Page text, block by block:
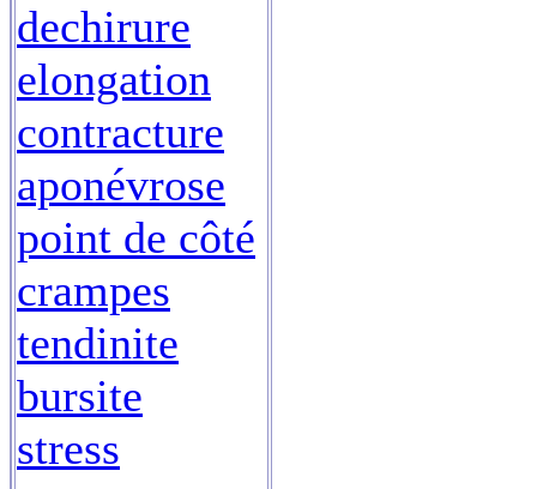
dechirure
elongation
contracture
aponévrose
point de côté
crampes
tendinite
bursite
stress